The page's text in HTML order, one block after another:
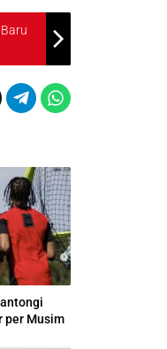
per Musim